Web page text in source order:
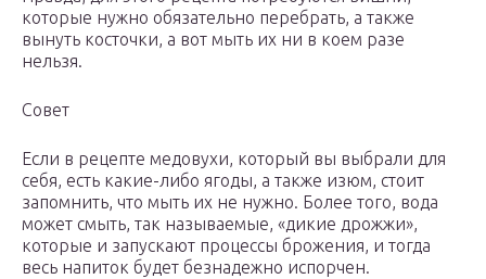
которые нужно обязательно перебрать, а также
вынуть косточки, а вот мыть их ни в коем разе
нельзя.
Совет
Если в рецепте медовухи, который вы выбрали для
себя, есть какие-либо ягоды, а также изюм, стоит
запомнить, что мыть их не нужно. Более того, вода
может смыть, так называемые, «дикие дрожжи»,
которые и запускают процессы брожения, и тогда
весь напиток будет безнадежно испорчен.